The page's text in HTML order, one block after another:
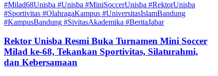
#Milad68Unisba #Unisba #MiniSoccerUnisba #RektorUnisba
#Sportivitas #OlahragaKampus #UniversitasIslamBandung
#KampusBandung #SivitasAkademika #BeritaJabar
Rektor Unisba Resmi Buka Turnamen Mini Soccer
Milad ke-68, Tekankan Sportivitas, Silaturahmi,
dan Kebersamaan